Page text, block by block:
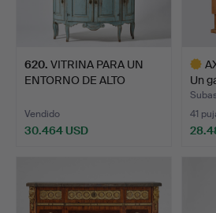
620. VITRINA PARA UN
ENTORNO DE ALTO
Vendido
30.464 USD
Un
41